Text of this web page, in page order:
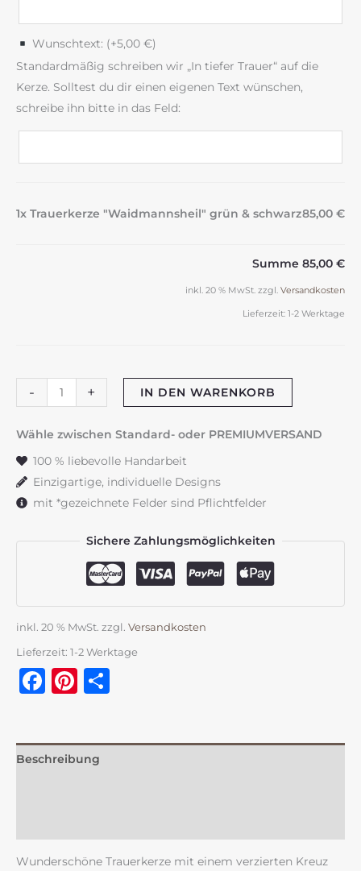
Wunschtext: (+5,00 €)
Standardmäßig schreiben wir „In tiefer Trauer“ auf die
Kerze. Solltest du dir einen eigenen Text wünschen,
schreibe ihn bitte in das Feld:
1x Trauerkerze "Waidmannsheil" grün & schwarz85,00 €
Summe 85,00 €
inkl. 20 % MwSt. zzgl. Versandkosten
Lieferzeit: 1-2 Werktage
-
Trauerkerze
"Waidmannsheil"
grün
Menge
+ IN DEN WARENKORB
Wähle zwischen Standard- oder PREMIUMVERSAND
100 % liebevolle Handarbeit
Einzigartige, individuelle Designs
mit *gezeichnete Felder sind Pflichtfelder
Sichere Zahlungsmöglichkeiten
inkl. 20 % MwSt. zzgl. Versandkosten
Lieferzeit: 1-2 Werktage
Facebook
Pinterest
Beschreibung
Wunderschöne Trauerkerze mit einem verzierten Kreuz